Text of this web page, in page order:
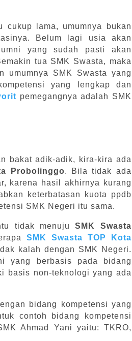
cukup lama, umumnya bukan
Belum lagi usia akan
yang sudah pasti akan
tua SMK Swasta, maka
umumnya SMK Swasta yang
yang lengkap dan
pemegangnya adalah SMK
bakat adik-adik, kira-kira ada
Probolinggo. Bila tidak ada
karena hasil akhirnya kurang
keterbatasan kuota ppdb
SMK Negeri itu sama.
tidak menujuSMK Swasta
SMK Swasta TOP Kota
kalah dengan SMK Negeri.
yang berbasis pada bidang
basis non-teknologi yang ada
bidang kompetensi yang
contoh bidang kompetensi
Ahmad Yani yaitu: TKRO,